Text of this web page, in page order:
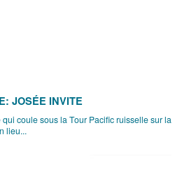
JOSÉE INVITE
coule sous la Tour Pacific ruisselle sur la
lieu...